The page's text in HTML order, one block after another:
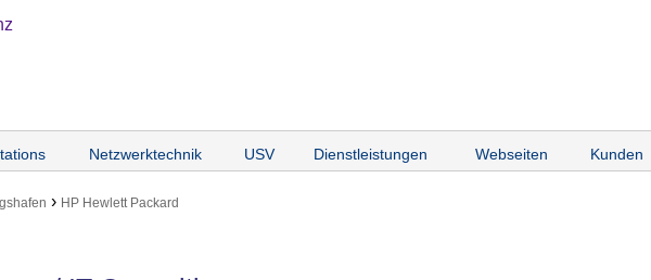
Netzwerktechnik USV Dienstleistungen Webseiten Kunden
› HP Hewlett Packard